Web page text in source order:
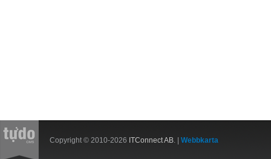
Copyright © 2010-2026 ITConnect AB. | Webbkarta